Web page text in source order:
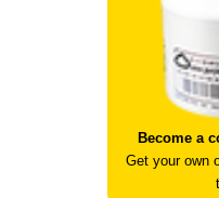
Become a
Get your own